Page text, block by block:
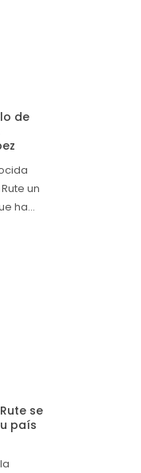
de
un
ha...
se
país